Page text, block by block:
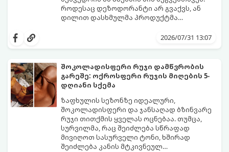
როდესაც დეზოდორანტი არ გვაქვს, ან
დილით დასხმულმა პროდუქტმა
იღლიებში უსიამოვნო სუნი გაჩნდა,
სუნი არ აქვს. სუნს აჩენენ ბაქტერიები,
შესაბამისად, ჩვენი მიზანია ამ
ბაქტერიების განადგურება და კანის
გამოშრობა.
აი, 5 ყველაზე ეფექტური,
აპრობირებული და ნაცადი ხერხი,
რომლებიც ნებისმიერ ოფისში, კაფესა
თუ საზოგადოებრივ ტუალეტში, სულ
რაღაც 2 წუთში გადაგარჩენთ:
2026/07/31 13:07
შოკოლადისფერი რუჯი დამწვრობის
გარეშე: ოქროსფერი რუჯის მიღების 5-
დღიანი სქემა
ზაფხულის სეზონზე იდეალური,
შოკოლადისფერი და ჯანსაღად ბზინვარე
რუჯი თითქმის ყველას ოცნებაა. თუმცა,
სურვილმა, რაც შეიძლება სწრაფად
მივიღოთ სასურველი ტონი, ხშირად
შეიძლება კანის მტკივნეულ